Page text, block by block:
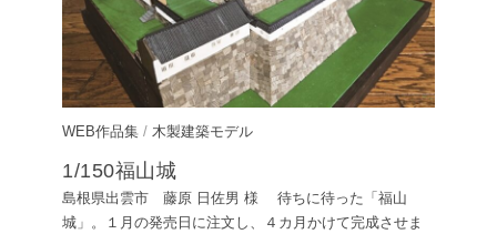
WEB作品集 / 木製建築モデル
1/150福山城
島根県出雲市 藤原 日佐男 様 待ちに待った「福山
城」。１月の発売日に注文し、４カ月かけて完成させま